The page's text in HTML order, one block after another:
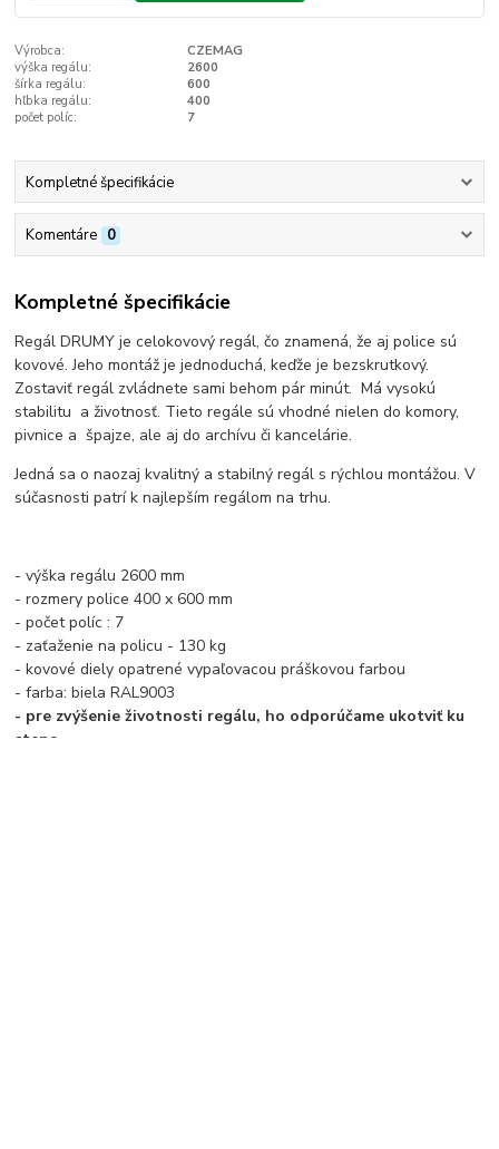
Výrobca:
CZEMAG
výška regálu:
2600
šírka regálu:
600
hľbka regálu:
400
počet políc:
7
Kompletné špecifikácie
Komentáre 0
Kompletné špecifikácie
Regál DRUMY je celokovový regál, čo znamená, že aj police sú
kovové. Jeho montáž je jednoduchá, keďže je bezskrutkový.
Zostaviť regál zvládnete sami behom pár minút. Má vysokú
stabilitu a životnosť. Tieto regále sú vhodné nielen do komory,
pivnice a špajze, ale aj do archívu či kancelárie.
Jedná sa o naozaj kvalitný a stabilný regál s rýchlou montážou. V
súčasnosti patrí k najlepším regálom na trhu.
- výška regálu 2600 mm
- rozmery police 400 x 600 mm
- počet políc : 7
- zaťaženie na policu - 130 kg
- kovové diely opatrené vypaľovacou práškovou farbou
- farba: biela RAL9003
- pre zvýšenie životnosti regálu, ho odporúčame ukotviť ku
stene